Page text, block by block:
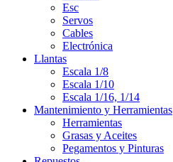
Esc
Servos
Cables
Electrónica
Llantas
Escala 1/8
Escala 1/10
Escala 1/16, 1/14
Mantenimiento y Herramientas
Herramientas
Grasas y Aceites
Pegamentos y Pinturas